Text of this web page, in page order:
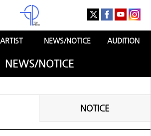
ARTIST NEWS/NOTICE AUDITION
NEWS/NOTICE
NOTICE